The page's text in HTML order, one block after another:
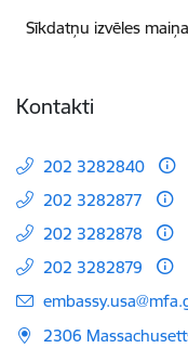
Sīkdatņu izvēles maiņa
Kontakti
202 3282840
202 3282877
202 3282878
202 3282879
E-pasts:
2306